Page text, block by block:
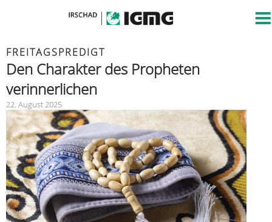
FREITAGSPREDIGT
Den Charakter des Propheten
verinnerlichen
22. August 2025